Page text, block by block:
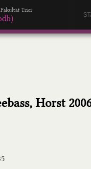
Trier
Horst